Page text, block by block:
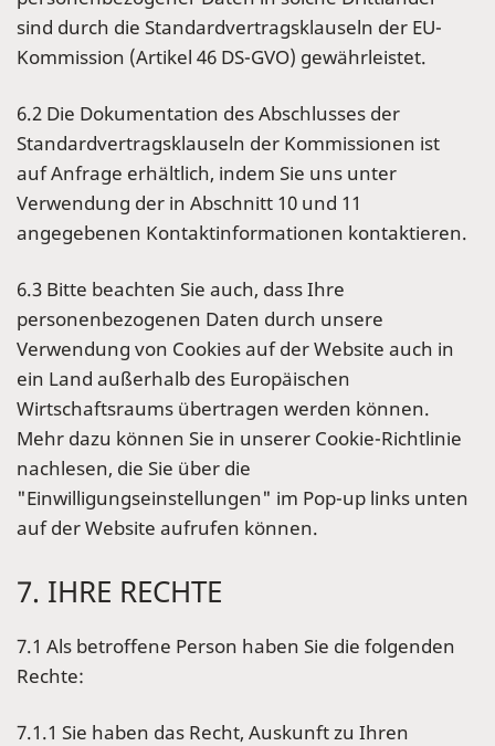
sind durch die Standardvertragsklauseln der EU-
Kommission (Artikel 46 DS-GVO) gewährleistet.
6.2 Die Dokumentation des Abschlusses der
Standardvertragsklauseln der Kommissionen ist
auf Anfrage erhältlich, indem Sie uns unter
Verwendung der in Abschnitt 10 und 11
angegebenen Kontaktinformationen kontaktieren.
6.3 Bitte beachten Sie auch, dass Ihre
personenbezogenen Daten durch unsere
Verwendung von Cookies auf der Website auch in
ein Land außerhalb des Europäischen
Wirtschaftsraums übertragen werden können.
Mehr dazu können Sie in unserer Cookie-Richtlinie
nachlesen, die Sie über die
"Einwilligungseinstellungen" im Pop-up links unten
auf der Website aufrufen können.
7. IHRE RECHTE
7.1 Als betroffene Person haben Sie die folgenden
Rechte:
7.1.1 Sie haben das Recht, Auskunft zu Ihren